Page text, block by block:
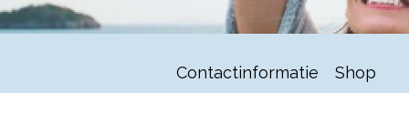
o
c
Contactinformatie Shop